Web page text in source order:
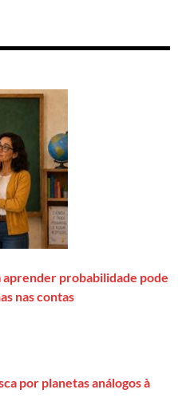
aprender probabilidade pode
nas contas
por planetas análogos à